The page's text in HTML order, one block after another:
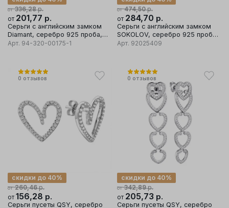
от 336,28р.
от 201,77 р.
Серьги с английским замком
Diamant, серебро 925 проба,
вставка фианит/топаз
Арт. 94-320-00175-1
от 474,50р.
от 284,70 р.
Серьги с английским замком
SOKOLOV, серебро 925 проба,
вставка фианит/топаз
Арт. 92025409
0 отзывов
от 260,46р.
скидки до 40%
от 156,28 р.
Серьги пусеты QSY, серебро
0 отзывов
от 342,89р.
скидки до 40%
от 205,73 р.
Серьги пусеты QSY, серебро